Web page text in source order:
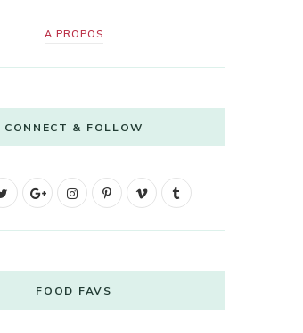
A PROPOS
CONNECT & FOLLOW
t
G
g
l
I
t
a
P
e
V
o
l
FOOD FAVS